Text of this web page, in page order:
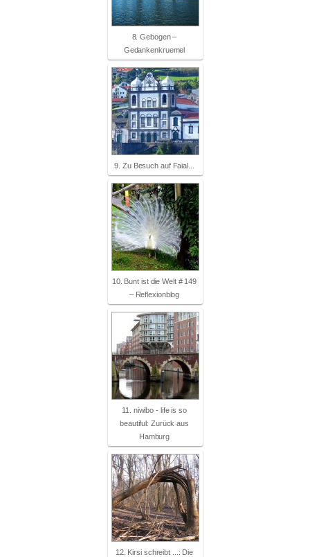
8. Gebogen –
Gedankenkruemel
9. Zu Besuch auf Faial...
10. Bunt ist die Welt # 149
– Reflexionblog
11. niwibo - life is so
beautiful: Zurück aus
Hamburg
12. Kirsi schreibt ...: Die